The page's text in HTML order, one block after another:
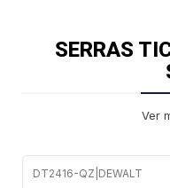
SERRAS
Ver
DT2416-QZ DEWALT